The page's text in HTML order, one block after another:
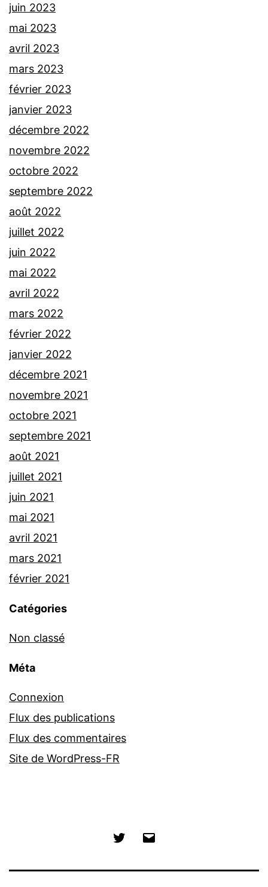
juin 2023
mai 2023
avril 2023
mars 2023
février 2023
janvier 2023
décembre 2022
novembre 2022
octobre 2022
septembre 2022
août 2022
juillet 2022
juin 2022
mai 2022
avril 2022
mars 2022
février 2022
janvier 2022
décembre 2021
novembre 2021
octobre 2021
septembre 2021
août 2021
juillet 2021
juin 2021
mai 2021
avril 2021
mars 2021
février 2021
Catégories
Non classé
Méta
Connexion
Flux des publications
Flux des commentaires
Site de WordPress-FR
Twitter